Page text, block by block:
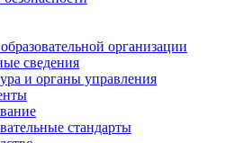
организации
сведения
и органы управления
стандарты